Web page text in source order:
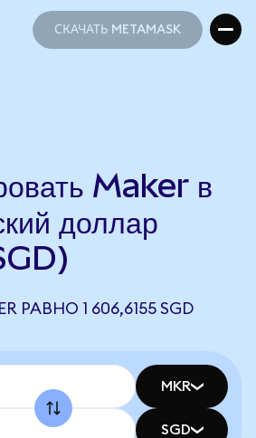
СКАЧАТЬ METAMASK
Maker в
доллар
РАВНО 1 606,6155 SGD
MKR
SGD